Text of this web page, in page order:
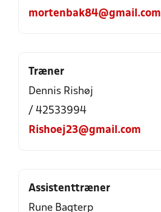
mortenbak84@gmail.com
Træner
Dennis Rishøj
/ 42533994
Rishoej23@gmail.com
Assistenttræner
Rune Bagterp